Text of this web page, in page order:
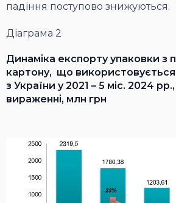
падіння поступово знижуються.
Діаграма 2
Динаміка експорту упаковки з
картону, що використовується
з України у 2021 – 5 міс. 2024
вираженні, млн грн